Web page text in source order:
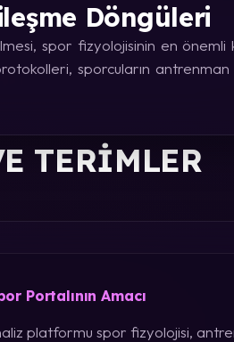
Döngüleri
spor fizyolojisinin en önemli
sporcuların antrenman
TERIMLER
Portalının Amacı
platformu spor fizyolojisi,